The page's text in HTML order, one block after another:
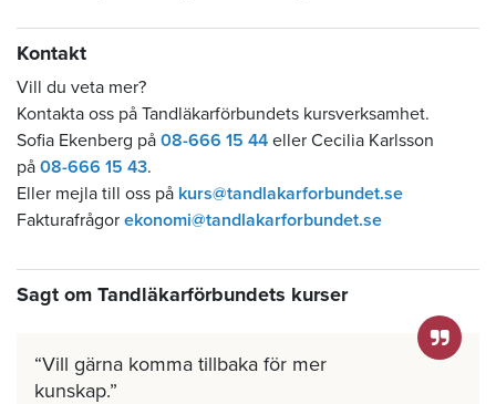
Kontakt
Vill du veta mer?
Kontakta oss på Tandläkarförbundets kursverksamhet.
Sofia Ekenberg på 08-666 15 44 eller Cecilia Karlsson
på 08-666 15 43.
Eller mejla till oss på kurs@tandlakarforbundet.se
Fakturafrågor ekonomi@tandlakarforbundet.se
Sagt om Tandläkarförbundets kurser
Vill gärna komma tillbaka för mer
kunskap.